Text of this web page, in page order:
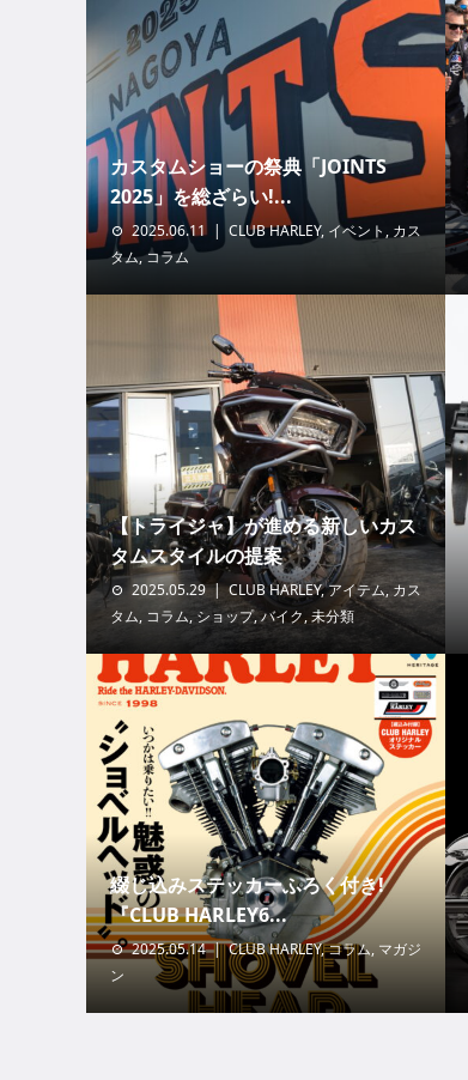
カスタムショーの祭典「JOINTS
2025」を総ざらい!...
2025.06.11 CLUB HARLEY, イベント , カス
タム,コラム
【トライジャ】が進める新しいカス
タムスタイルの提案
2025.05.29 CLUB HARLEY,アイテム,カス
タム, コラム, ショップ,バイク,未分類
綴じ込みステッカーふろく付き!
『CLUB HARLEY6...
2025.05.14 CLUB HARLEY,コラム, マガジ
ン